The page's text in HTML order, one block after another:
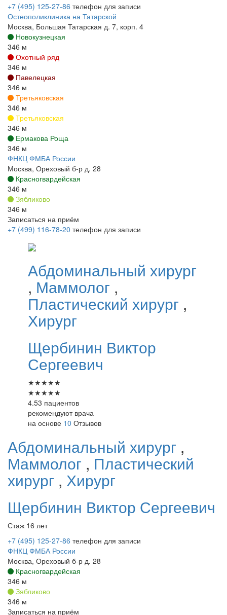
+7 (495) 125-27-86 телефон для записи
Остеополиклиника на Татарской
Москва, Большая Татарская д. 7, корп. 4
Новокузнецкая
346 м
Охотный ряд
346 м
Павелецкая
346 м
Третьяковская
346 м
Третьяковская
346 м
Ермакова Роща
346 м
ФНКЦ ФМБА России
Москва, Ореховый б-р д. 28
Красногвардейская
346 м
Зябликово
346 м
Записаться на приём
+7 (499) 116-78-20 телефон для записи
Абдоминальный хирург
, Маммолог ,
Пластический хирург ,
Хирург
Щербинин Виктор
Сергеевич
★★★★★
★★★★★
4.53 пациентов
рекомендуют врача
на основе 10 Отзывов
Абдоминальный хирург ,
Маммолог , Пластический
хирург , Хирург
Щербинин Виктор Сергеевич
Стаж 16 лет
+7 (495) 125-27-86 телефон для записи
ФНКЦ ФМБА России
Москва, Ореховый б-р д. 28
Красногвардейская
346 м
Зябликово
346 м
Записаться на приём